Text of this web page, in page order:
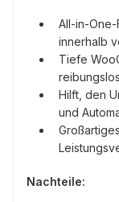
All-in-
innerhalb
Tiefe
Hilft, den
und
Nachteile: